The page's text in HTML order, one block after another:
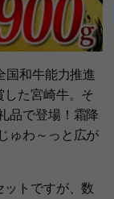
国和牛能力推進
た宮崎牛。そ
品で登場！霜降
ゅわ～っと広が
トですが、数